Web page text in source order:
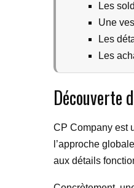
Les
Une
Les
Les
Découverte
CP Company est
l’approche
aux détails